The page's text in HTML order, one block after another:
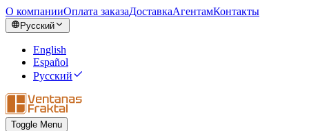
О компанииОплата заказаДоставкаАгентамКонтакты
Русский
English
Español
Русский
Toggle Menu